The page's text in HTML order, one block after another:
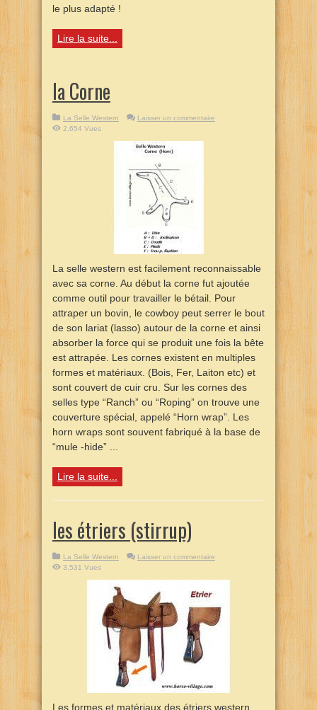
le plus adapté !
Lire la suite...
la Corne
La Selle Western
Laisser un commentaire
2,654 Vues
La selle western est facilement reconnaissable
avec sa corne. Au début la corne fut ajoutée
comme outil pour travailler le bétail. Pour
attraper un bovin, le cowboy peut serrer le bout
de son lariat (lasso) autour de la corne et ainsi
absorber la force qui se produit une fois la bête
est attrapée. Les cornes existent en multiples
formes et matériaux. (Bois, Fer, Laiton etc) et
sont couvert de cuir cru. Sur les cornes des
selles type “Ranch” ou “Roping” on trouve une
couverture spécial, appelé “Horn wrap”. Les
horn wraps sont souvent fabriqué à la base de
“mule -hide” ...
Lire la suite...
les étriers (stirrup)
La Selle Western
Laisser un commentaire
3,531 Vues
Les formes et matériaux des étriers western